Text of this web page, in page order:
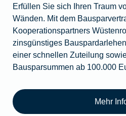
Erfüllen Sie sich Ihren Traum
Wänden. Mit dem
Kooperationspartners
zinsgünstiges
einer schnellen Zuteilung
Bausparsummen ab 100.000
Mehr